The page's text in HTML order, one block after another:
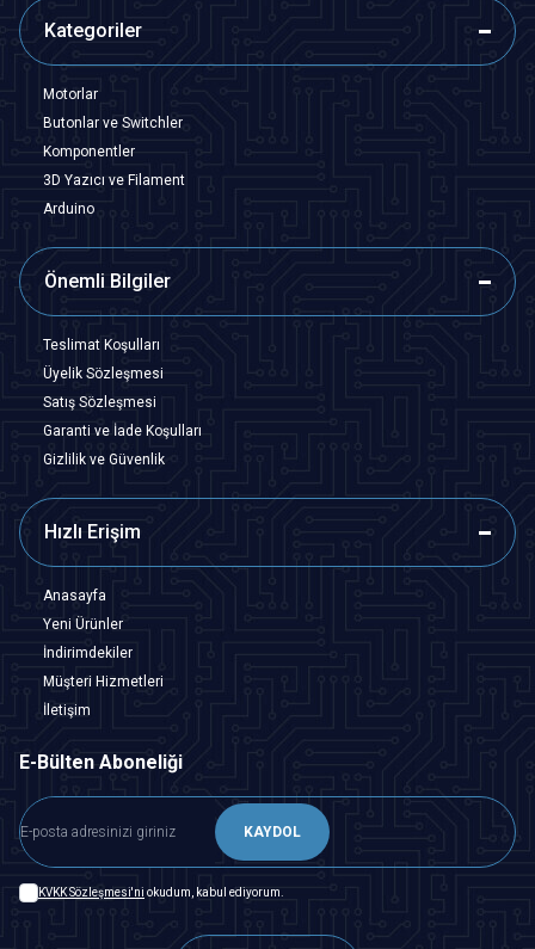
Kategoriler
Motorlar
Butonlar ve Switchler
Komponentler
3D Yazıcı ve Filament
Arduino
Önemli Bilgiler
Teslimat Koşulları
Üyelik Sözleşmesi
Satış Sözleşmesi
Garanti ve İade Koşulları
Gizlilik ve Güvenlik
Hızlı Erişim
Anasayfa
Yeni Ürünler
İndirimdekiler
Müşteri Hizmetleri
İletişim
E-Bülten Aboneliği
KAYDOL
KVKK Sözleşmesi'ni okudum, kabul ediyorum.